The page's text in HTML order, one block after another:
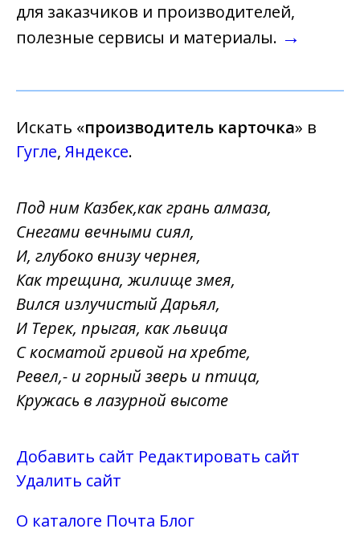
для заказчиков и производителей,
полезные сервисы и материалы. →
Искать «производитель карточка» в
Гугле, Яндексе.
Под ним Казбек,как грань алмаза,
Снегами вечными сиял,
И, глубоко внизу чернея,
Как трещина, жилище змея,
Вился излучистый Дарьял,
И Терек, прыгая, как львица
С косматой гривой на хребте,
Ревел,- и горный зверь и птица,
Кружась в лазурной высоте
Добавить сайт Редактировать сайт
Удалить сайт
О каталоге Почта Блог